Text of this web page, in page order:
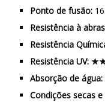
Ponto de fusão:
Resistência à
Resistência
Resistência UV:
Absorção de água:
Condições secas